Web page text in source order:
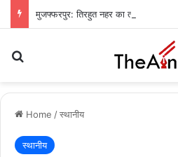
Home /स्थानीय
स्थानीय